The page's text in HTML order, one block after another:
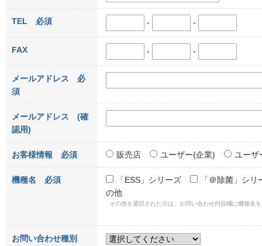
TEL 必須 - -
FAX - -
メールアドレス
必
須
メールアドレス
(確
認用)
お客様情報 必須 販売店 ユーザー(企業) ユーザ
機種名 必須 「ESS」シリーズ
「＠除菌」シリ
の他
その他を選択された方は、お問い合わせ内容欄に機種名
お問い合わせ種別